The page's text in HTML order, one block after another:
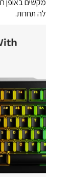
מקשים באופן
לה תחרות.